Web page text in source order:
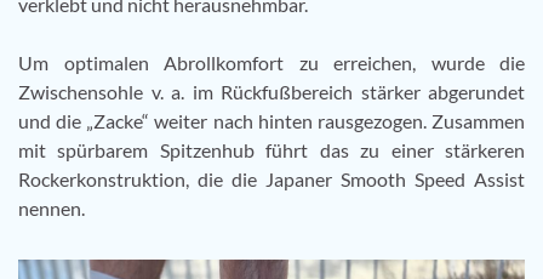
verklebt und nicht herausnehmbar.
Um optimalen Abrollkomfort zu erreichen, wurde die
Zwischensohle v. a. im Rückfußbereich stärker abgerundet
und die „Zacke“ weiter nach hinten rausgezogen. Zusammen
mit spürbarem Spitzenhub führt das zu einer stärkeren
Rockerkonstruktion, die die Japaner Smooth Speed Assist
nennen.